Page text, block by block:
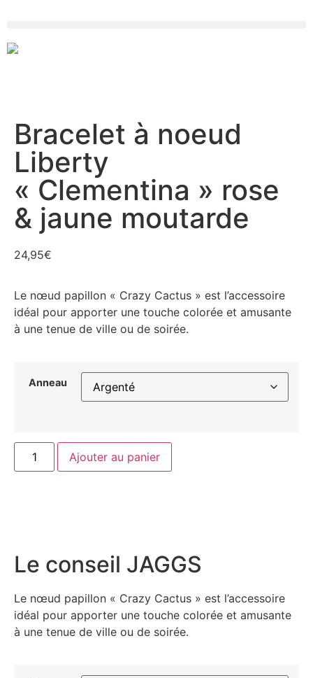
Bracelet à noeud
Liberty
« Clementina » rose
& jaune moutarde
24,95€
Le nœud papillon « Crazy Cactus » est l’accessoire
idéal pour apporter une touche colorée et amusante
à une tenue de ville ou de soirée.
Anneau
Ajouter au panier
Le conseil JAGGS
Le nœud papillon « Crazy Cactus » est l’accessoire
idéal pour apporter une touche colorée et amusante
à une tenue de ville ou de soirée.